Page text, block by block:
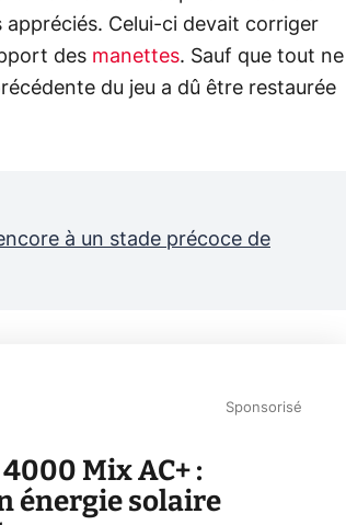
appréciés. Celui-ci devait corriger
des manettes. Sauf que tout ne
du jeu a dû être restaurée
à un stade précoce de
Sponsorisé
Mix AC+ :
énergie solaire